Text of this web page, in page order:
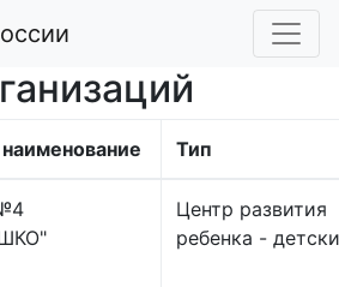
Тип
Центр развития
ребенка -